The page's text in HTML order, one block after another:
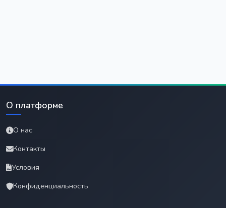
О платформе
О нас
Контакты
Условия
Конфиденциальность